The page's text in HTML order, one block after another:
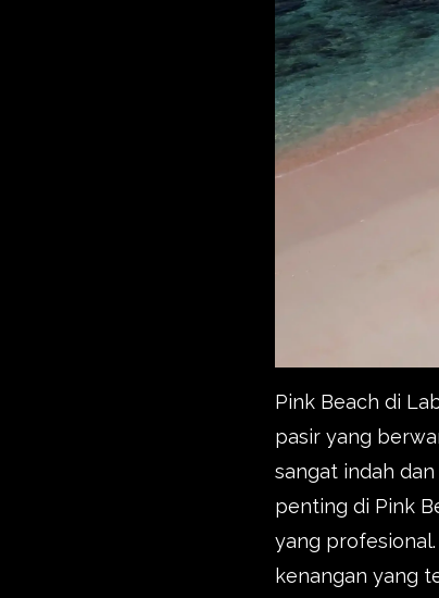
Pink Beach di
pasir yang
sangat indah
penting di Pink
yang
kenangan yang